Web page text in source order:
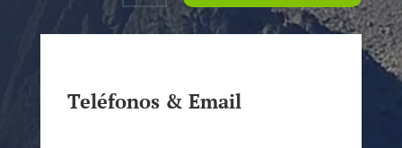
Teléfonos & Email